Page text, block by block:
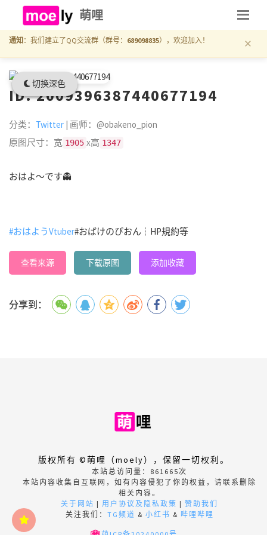
切换深色
萌哩
通知 ：我们建立了QQ交流群（群号： 689098835），欢迎加入！ ×
ID: 2009396387440677194
分类： Twitter | 画师：@obakeno_pion
原图尺寸：宽 1905 x高 1347
おはよ〜です👻
#おはようVtuber#おばけのぴおん┆HP規約等
查看来源 下载原图 添加收藏
分享到：
版权所有 ©萌哩（moely），保留一切权利。
本站总访问量： 861665次
本站内容收集自互联网，如有内容侵犯了你的权益，请联系删除
相关内容。
关于网站 | 用户协议及隐私政策 | 赞助我们
关注我们： TG频道 & 小红书 & 哔哩哔哩